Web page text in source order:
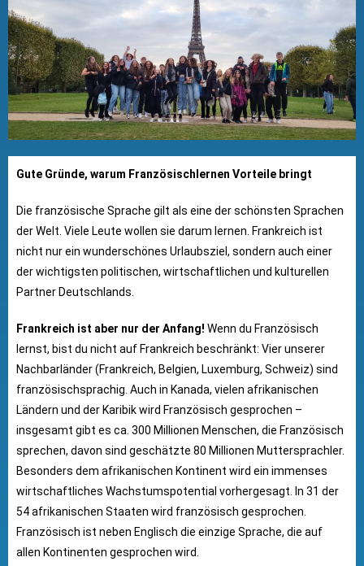
Gute Gründe, warum Französischlernen Vorteile bringt
Die französische Sprache gilt als eine der schönsten Sprachen
der Welt. Viele Leute wollen sie darum lernen. Frankreich ist
nicht nur ein wunderschönes Urlaubsziel, sondern auch einer
der wichtigsten politischen, wirtschaftlichen und kulturellen
Partner Deutschlands.
Frankreich ist aber nur der Anfang! Wenn du Französisch
lernst, bist du nicht auf Frankreich beschränkt: Vier unserer
Nachbarländer (Frankreich, Belgien, Luxemburg, Schweiz) sind
französischsprachig. Auch in Kanada, vielen afrikanischen
Ländern und der Karibik wird Französisch gesprochen –
insgesamt gibt es ca. 300 Millionen Menschen, die Französisch
sprechen, davon sind geschätzte 80 Millionen Muttersprachler.
Besonders dem afrikanischen Kontinent wird ein immenses
wirtschaftliches Wachstumspotential vorhergesagt. In 31 der
54 afrikanischen Staaten wird französisch gesprochen.
Französisch ist neben Englisch die einzige Sprache, die auf
allen Kontinenten gesprochen wird.